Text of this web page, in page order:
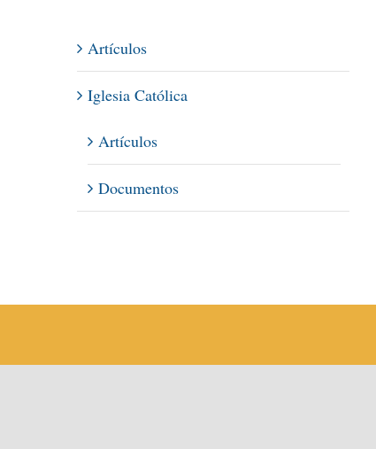
Artículos
Iglesia Católica
Artículos
Documentos